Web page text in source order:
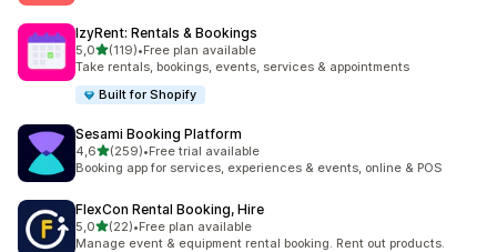
IzyRent: Rentals & Bookings
5,0na 5 gwiazdek
(119)
Łączna liczba recenzji: 119
•Free plan available
Take rentals, bookings, events, services & appointments
Built for Shopify
Sesami Booking Platform
4,6na 5 gwiazdek
(259)
Łączna liczba recenzji: 259
•Free trial available
Booking app for services, experiences & events, online & POS
FlexCon Rental Booking, Hire
5,0na 5 gwiazdek
(22)
Łączna liczba recenzji: 22
•Free plan available
Manage event & equipment rental booking. Rent out products.